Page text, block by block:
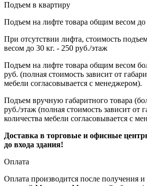
Подъем в квартиру
Подъем на лифте товара общим весом до
При отсутствии лифта, стоимость
весом до 30 кг. - 250 руб./этаж
Подъем на лифте товара общим весом
руб. (полная стоимость зависит от
мебели согласовывается с менеджером).
Подъем вручную габаритного товара
руб./этаж (полная стоимость зависит от
количества мебели согласовывается с
Доставка в торговые и офисные
до входа здания!
Оплата
Оплата производится после получения